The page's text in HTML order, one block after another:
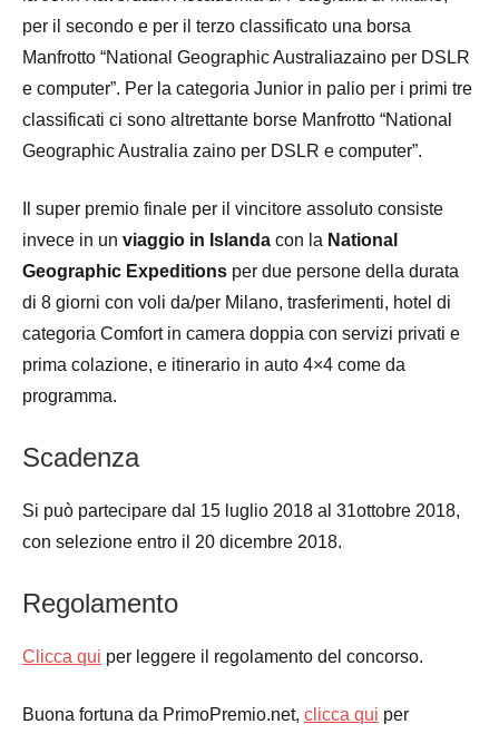
per il secondo e per il terzo classificato una borsa
Manfrotto “National Geographic Australiazaino per DSLR
e computer”. Per la categoria Junior in palio per i primi tre
classificati ci sono altrettante borse Manfrotto “National
Geographic Australia zaino per DSLR e computer”.
Il super premio finale per il vincitore assoluto consiste
invece in un viaggio in Islanda con la National
Geographic Expeditions per due persone della durata
di 8 giorni con voli da/per Milano, trasferimenti, hotel di
categoria Comfort in camera doppia con servizi privati e
prima colazione, e itinerario in auto 4×4 come da
programma.
Scadenza
Si può partecipare dal 15 luglio 2018 al 31ottobre 2018,
con selezione entro il 20 dicembre 2018.
Regolamento
Clicca qui per leggere il regolamento del concorso.
Buona fortuna da PrimoPremio.net, clicca qui per